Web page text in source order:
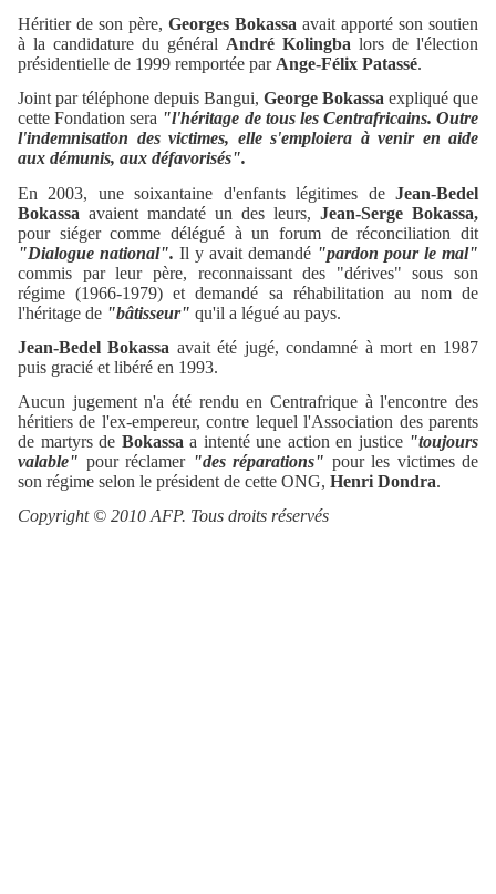
Héritier de son père, Georges Bokassa avait apporté son soutien
à la candidature du général André Kolingba lors de l'élection
présidentielle de 1999 remportée par Ange-Félix Patassé.
Joint par téléphone depuis Bangui, George Bokassa expliqué que
cette Fondation sera "l'héritage de tous les Centrafricains. Outre
l'indemnisation des victimes, elle s'emploiera à venir en aide
aux démunis, aux défavorisés".
En 2003, une soixantaine d'enfants légitimes de Jean-Bedel
Bokassa avaient mandaté un des leurs, Jean-Serge Bokassa,
pour siéger comme délégué à un forum de réconciliation dit
"Dialogue national". Il y avait demandé "pardon pour le mal"
commis par leur père, reconnaissant des "dérives" sous son
régime (1966-1979) et demandé sa réhabilitation au nom de
l'héritage de "bâtisseur" qu'il a légué au pays.
Jean-Bedel Bokassa avait été jugé, condamné à mort en 1987
puis gracié et libéré en 1993.
Aucun jugement n'a été rendu en Centrafrique à l'encontre des
héritiers de l'ex-empereur, contre lequel l'Association des parents
de martyrs de Bokassa a intenté une action en justice "toujours
valable" pour réclamer "des réparations" pour les victimes de
son régime selon le président de cette ONG, Henri Dondra.
Copyright © 2010 AFP. Tous droits réservés